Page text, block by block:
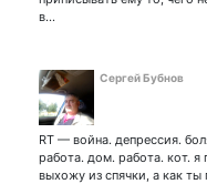
в…
Сергей Бубнов
RT — война. депрессия.
работа. дом. работа. кот. я
выхожу из спячки, а как